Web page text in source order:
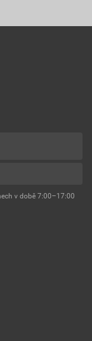
v době 7:00–17:00